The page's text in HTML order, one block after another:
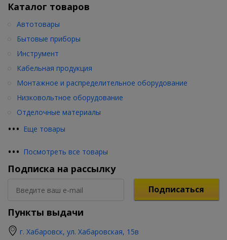
Каталог товаров
••• Еще товары
Автотовары
Бытовые приборы
Инструмент
Кабельная продукция
Монтажное и распределительное оборудование
Низковольтное оборудование
Отделочные материалы
••• Посмотреть все товары
Подписка на рассылку
Подписаться
Пункты выдачи
г. Хабаровск, ул. Хабаровская, 15в